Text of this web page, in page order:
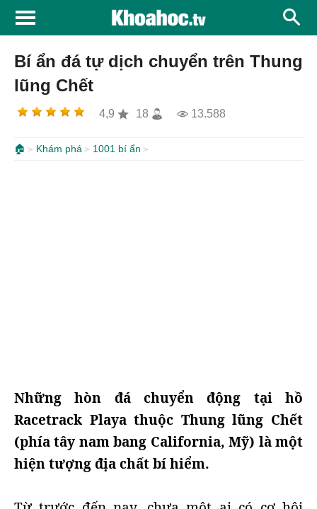
Bí ẩn đá tự dịch chuyển trên Thung
lũng Chết
4,9 18 13.588
🏠 Khám phá 1001 bí ẩn
Những hòn đá chuyển động tại hồ
Racetrack Playa thuộc Thung lũng Chết
(phía tây nam bang California, Mỹ) là một
hiện tượng địa chất bí hiểm.